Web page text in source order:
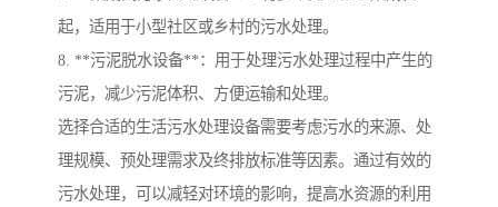
起，适用于小型社区或乡村的污水处理。
8. **污泥脱水设备**：用于处理污水处理过程中产生的
污泥，减少污泥体积、方便运输和处理。
选择合适的生活污水处理设备需要考虑污水的来源、处
理规模、预处理需求及终排放标准等因素。通过有效的
污水处理，可以减轻对环境的影响，提高水资源的利用